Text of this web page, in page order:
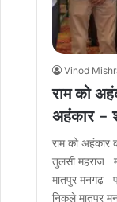
Vinod
राम को
अहंकार –
राम को अहंकार
तुलसी महराज
मातपुर मनगढ़
निकले मातपुर